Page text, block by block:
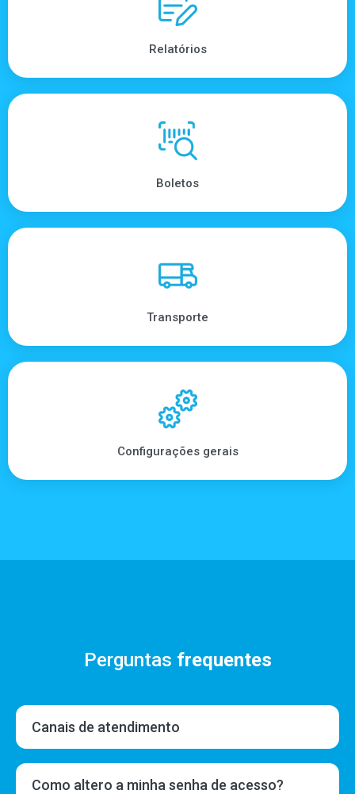
Relatórios
Boletos
Transporte
Configurações gerais
Perguntas frequentes
Canais de atendimento
Como altero a minha senha de acesso?